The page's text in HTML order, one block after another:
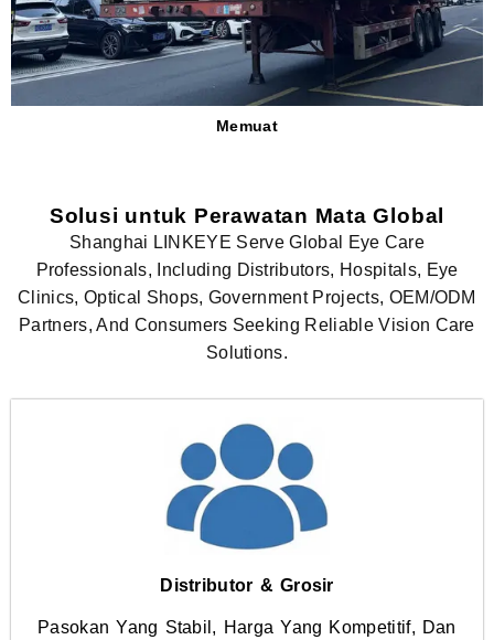
Memuat
Solusi untuk Perawatan Mata Global
Shanghai LINKEYE Serve Global Eye Care
Professionals, Including Distributors, Hospitals, Eye
Clinics, Optical Shops, Government Projects, OEM/ODM
Partners, And Consumers Seeking Reliable Vision Care
Solutions.
Distributor & Grosir
Pasokan Yang Stabil, Harga Yang Kompetitif, Dan